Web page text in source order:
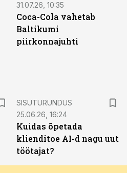
31.07.26, 10:35
Coca-Cola vahetab
Baltikumi
piirkonnajuhti
SISUTURUNDUS
25.06.26, 16:24
Kuidas õpetada
klienditoe AI-d nagu uut
töötajat?